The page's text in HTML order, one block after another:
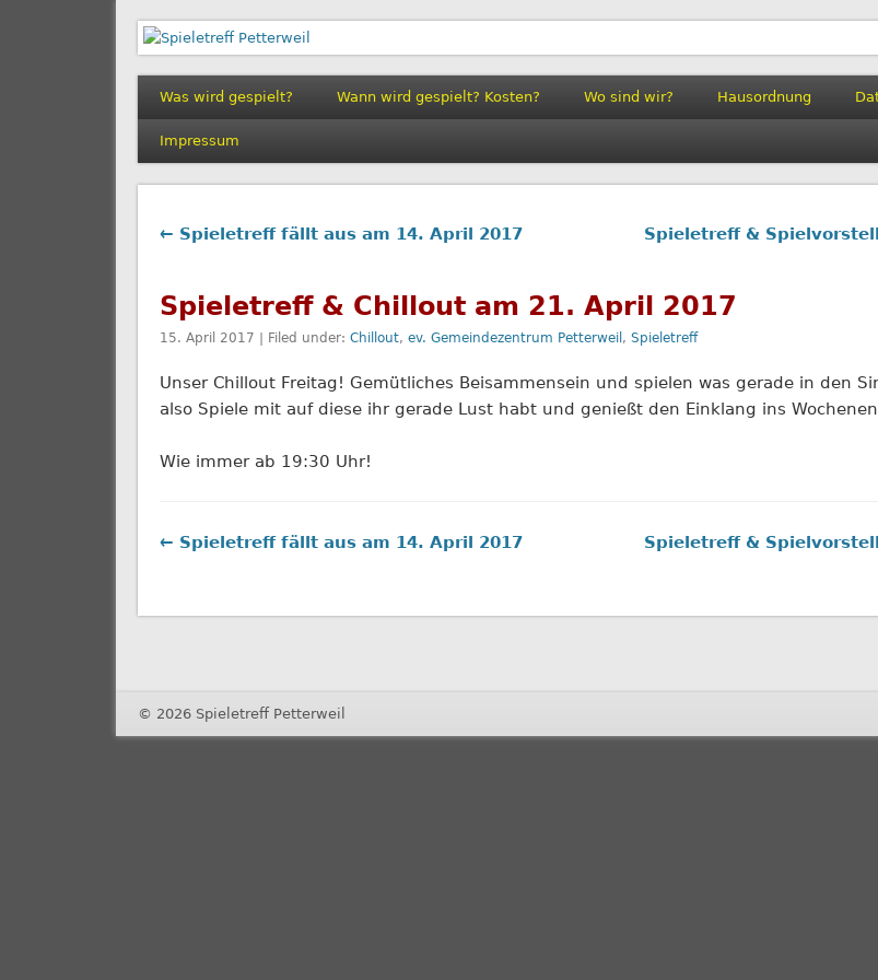
Spieletreff Petterweil
Was wird gespielt? Wann wird gespielt? Kosten? Wo sind wir? Hausordnung
Impressum
← Spieletreff fällt aus am 14. April 2017
Spieletreff &
Spieletreff & Chillout am 21. April 2017
15. April 2017 | Filed under: Chillout, ev. Gemeindezentrum Petterweil , Spieletreff
Unser Chillout Freitag! Gemütliches Beisammensein und spielen was gerade in den
also Spiele mit auf diese ihr gerade Lust habt und genießt den Einklang ins
Wie immer ab 19:30 Uhr!
← Spieletreff fällt aus am 14. April 2017
Spieletreff &
© 2026 Spieletreff Petterweil